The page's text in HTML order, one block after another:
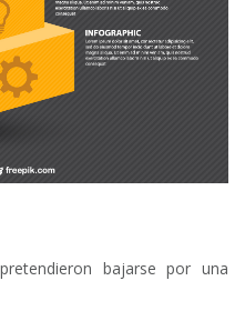
bajarse por una